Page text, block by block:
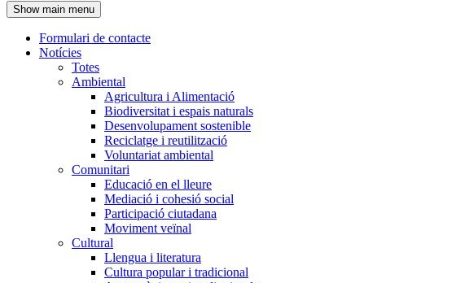
l'encapçalament
Show main menu
Navegació
principal
Formulari de contacte
Notícies
Totes
Ambiental
Agricultura i Alimentació
Biodiversitat i espais naturals
Desenvolupament sostenible
Reciclatge i reutilització
Voluntariat ambiental
Comunitari
Educació en el lleure
Mediació i cohesió social
Participació ciutadana
Moviment veïnal
Cultural
Llengua i literatura
Cultura popular i tradicional